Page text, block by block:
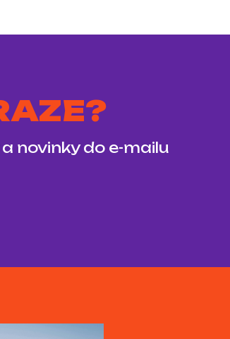
novinky do e-mailu